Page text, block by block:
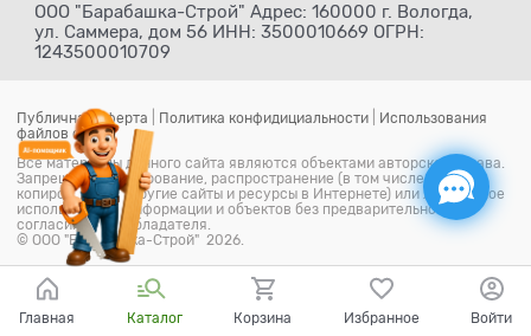
ООО "Барабашка-Строй" Адрес: 160000 г. Вологда,
ул. Саммера, дом 56 ИНН: 3500010669 ОГРН:
1243500010709
Публичная оферта Политика конфидициальности
Использования
файлов cookie
Все материалы данного сайта являются объектами авторского права.
Запрещается копирование, распространение (в том числе путем
копирования на другие сайты и ресурсы в Интернете) или любое иное
использование информации и объектов без предварительного
согласия правообладателя.
© ООО "Барабашка-Строй" 2026.
Главная Каталог Корзина Избранное Войти